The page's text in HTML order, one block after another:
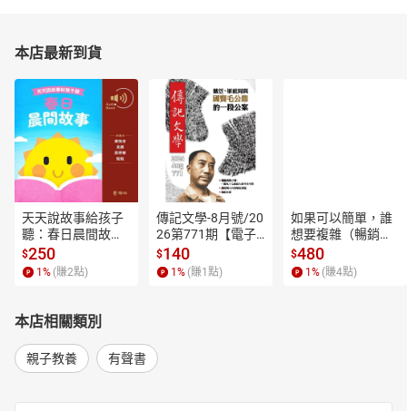
本店最新到貨
天天說故事給孩子
聽：春日晨間故事
【有聲書】
$250
1 % (賺2點)
傳記文學-8月號/20
26第771期【電子
書】
$140
1 % (賺1 點)
如果可以簡單，誰
想要複雜（暢銷經
典新編版）【電子
書】
$480
1 % (賺4點)
本店相關類別
親子教養 有聲書